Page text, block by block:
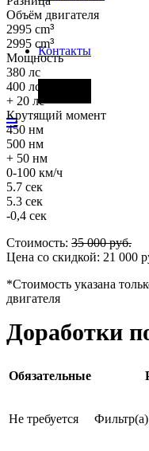
Контакты
Объём двигателя
2995 cm³
2995 cm³
Мощность
380 лс
400 лс
+ 20 лс
Крутящий момент
450 нм
500 нм
+ 50 нм
0-100 км/ч
5.7 сек
5.3 сек
-0,4 сек
Стоимость: 35 000руб.
Цена со скидкой: 21 000
*Стоимость указана
двигателя
Доработки
Обязательные
Не требуется